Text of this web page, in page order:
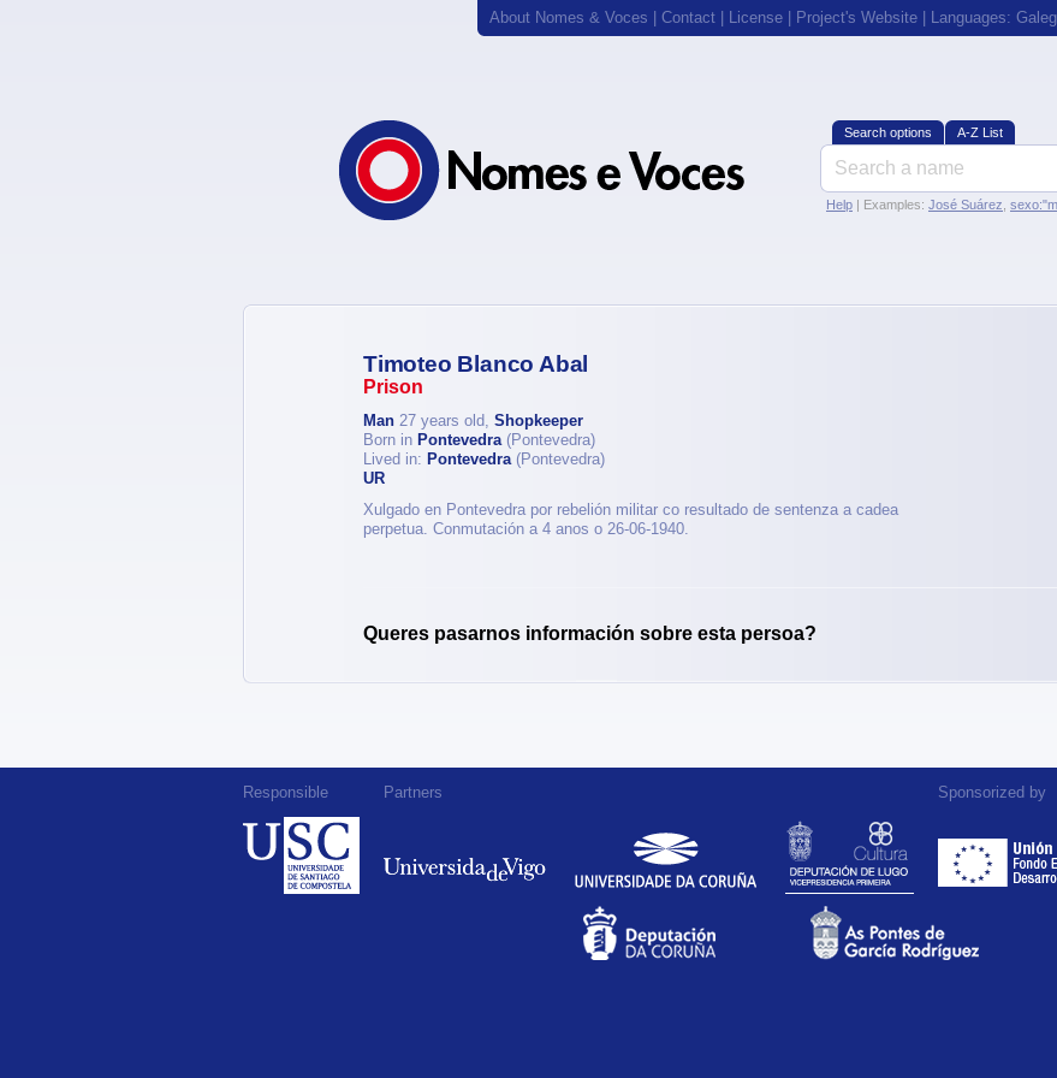
About Nomes & Voces Contact License Project's Website | Languages:
Search options A-Z List
Help | Examples: José Suárez
Timoteo Blanco Abal
Prison
Man 27 years old, Shopkeeper
Born in Pontevedra(Pontevedra)
Lived in: Pontevedra(Pontevedra)
UR
Xulgado en Pontevedra por rebelión militar co resultado de sentenza a cadea
perpetua. Conmutación a 4 anos o 26-06-1940.
Queres pasarnos información sobre esta persoa?
Responsible Partners Sponsorized by